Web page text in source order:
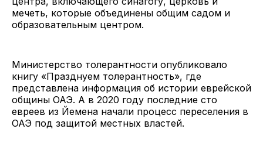
мечеть, которые объединены общим садом и
образовательным центром.
Министерство толерантности опубликовало
книгу «Празднуем толерантность», где
представлена информация об истории еврейской
общины ОАЭ. А в 2020 году последние сто
евреев из Йемена начали процесс переселения в
ОАЭ под защитой местных властей.